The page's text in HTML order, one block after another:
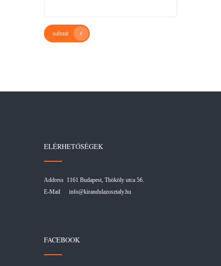
submit
ELÉRHETŐSÉGEK
Address 1161 Budapest, Thököly utca 56.
E-Mail info@kirandulazosztaly.hu
FACEBOOK